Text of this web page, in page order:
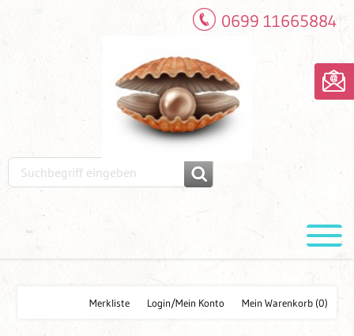
0699 11665884
Mein Warenkorb (0)
Login/Mein Konto
Merkliste